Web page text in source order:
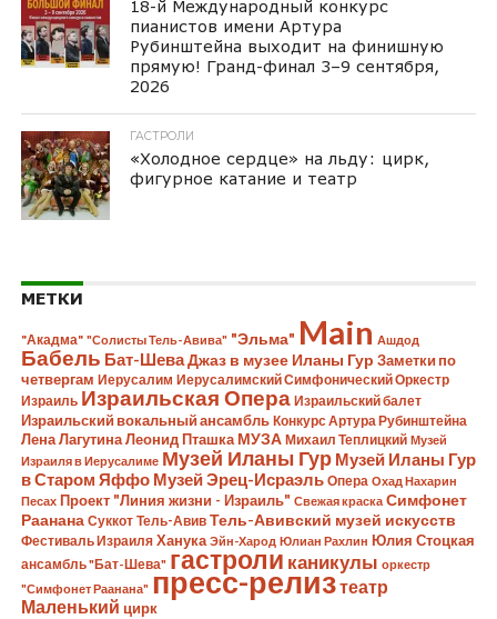
18-й Международный конкурс
пианистов имени Артура
Рубинштейна выходит на финишную
прямую! Гранд-финал 3–9 сентября,
2026
ГАСТРОЛИ
«Холодное сердце» на льду: цирк,
фигурное катание и театр
МЕТКИ
"Акадма" "Солисты Тель-Авива" "Эльма" Main Ашдод
Бабель Бат-ШеваДжаз в музее Иланы Гур Заметки по
четвергам Иерусалим Иерусалимский Симфонический Оркестр
Израиль Израильская Опера Израильский балет
Израильский вокальный ансамбль Конкурс Артура Рубинштейна
Лена Лагутина Леонид Пташка МУЗА Михаил Теплицкий Музей
Израиля в Иерусалиме Музей Иланы Гур Музей Иланы Гур
в Старом Яффо Музей Эрец-Исраэль Опера Охад Нахарин
Песах Проект "Линия жизни - Израиль" Свежая краска Симфонет
Раанана Суккот Тель-Авив Тель-Авивский музей искусств
Фестиваль Израиля Ханука Эйн-Харод Юлиан Рахлин Юлия Стоцкая
ансамбль "Бат-Шева" гастроли каникулы оркестр
"Симфонет Раанана" пресс-релизтеатр
Маленький цирк